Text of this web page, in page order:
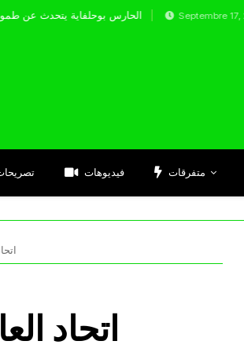
الحارس بوحلفاية Septembre 17, 2024
فيديوهات متفرقات
اتحاد